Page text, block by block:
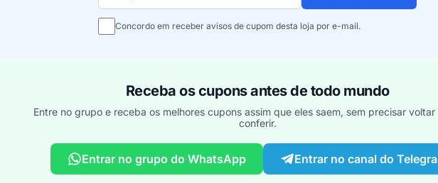
Concordo em receber avisos de cupom desta loja por e-mail.
Receba os cupons antes de todo mundo
Entre no grupo e receba os melhores cupons assim que eles saem, sem precisar
conferir.
Entrar no grupo do WhatsApp Entrar no canal do